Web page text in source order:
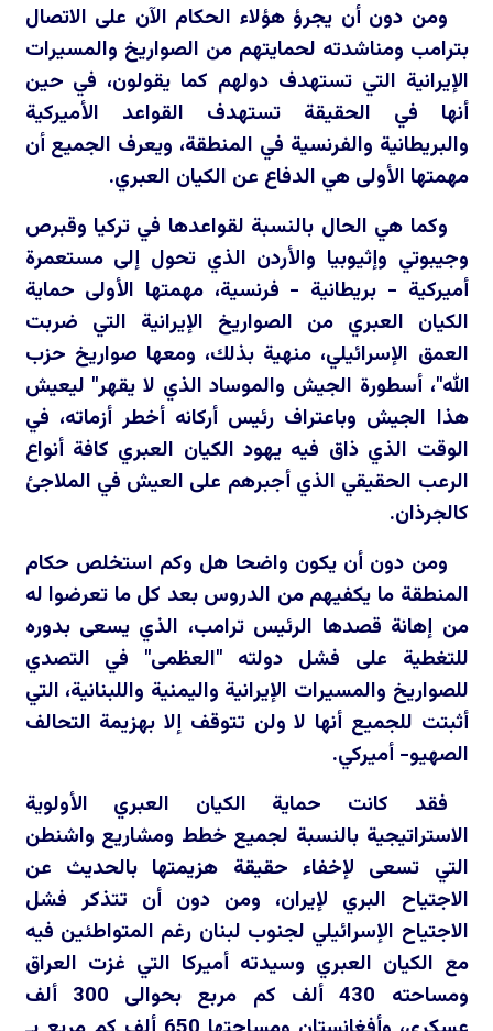
ومن دون أن يجرؤ هؤلاء الحكام الآن على الاتصال
بترامب ومناشدته لحمايتهم من الصواريخ والمسيرات
الإيرانية التي تستهدف دولهم كما يقولون، في حين
أنها في الحقيقة تستهدف القواعد الأميركية
والبريطانية والفرنسية في المنطقة، ويعرف الجميع أن
مهمتها الأولى هي الدفاع عن الكيان العبري.
وكما هي الحال بالنسبة لقواعدها في تركيا وقبرص
وجيبوتي وإثيوبيا والأردن الذي تحول إلى مستعمرة
أميركية - بريطانية - فرنسية، مهمتها الأولى حماية
الكيان العبري من الصواريخ الإيرانية التي ضربت
العمق الإسرائيلي، منهية بذلك، ومعها صواريخ حزب
الله"، أسطورة الجيش والموساد الذي لا يقهر" ليعيش
هذا الجيش وباعتراف رئيس أركانه أخطر أزماته، في
الوقت الذي ذاق فيه يهود الكيان العبري كافة أنواع
الرعب الحقيقي الذي أجبرهم على العيش في الملاجئ
كالجرذان.
ومن دون أن يكون واضحا هل وكم استخلص حكام
المنطقة ما يكفيهم من الدروس بعد كل ما تعرضوا له
من إهانة قصدها الرئيس ترامب، الذي يسعى بدوره
للتغطية على فشل دولته "العظمى" في التصدي
للصواريخ والمسيرات الإيرانية واليمنية واللبنانية، التي
أثبتت للجميع أنها لا ولن تتوقف إلا بهزيمة التحالف
الصهيو- أميركي.
فقد كانت حماية الكيان العبري الأولوية
الاستراتيجية بالنسبة لجميع خطط ومشاريع واشنطن
التي تسعى لإخفاء حقيقة هزيمتها بالحديث عن
الاجتياح البري لإيران، ومن دون أن تتذكر فشل
الاجتياح الإسرائيلي لجنوب لبنان رغم المتواطئين فيه
مع الكيان العبري وسيدته أميركا التي غزت العراق
ومساحته 430 ألف كم مربع بحوالى 300 ألف